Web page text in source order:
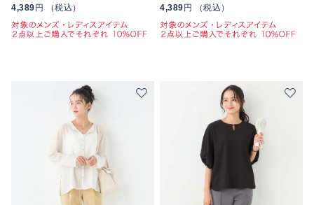
4,389円 （税込） 4,389円 （税込）